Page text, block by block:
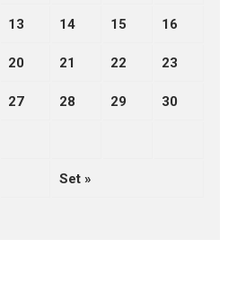
13 14 15 16
20 21 22 23
27 28 29 30
Set »